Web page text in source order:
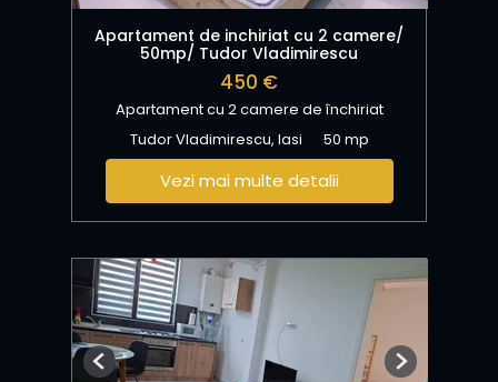
Apartament de inchiriat cu 2 camere/
50mp/ Tudor Vladimirescu
450 €
Apartament cu 2 camere de închiriat
Tudor Vladimirescu, Iasi
50 mp
Vezi mai multe detalii
Previous Next